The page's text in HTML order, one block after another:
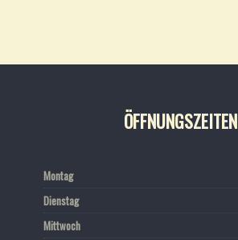
ÖFFNUNGSZEITEN
Montag
Dienstag
Mittwoch